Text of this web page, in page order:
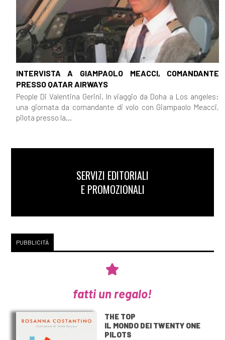
INTERVISTA A GIAMPAOLO MEACCI, COMANDANTE
PRESSO QATAR AIRWAYS
People Di Valentina Gerini. In viaggio da Doha a Los angeles:
una giornata da comandante di volo con Giampaolo Meacci,
pilota presso la...
SERVIZI EDITORIALI
E PROMOZIONALI
PUBBLICITÀ
fatti un regalo!
THE TOP
IL MONDO DEI TWENTY ONE
PILOTS